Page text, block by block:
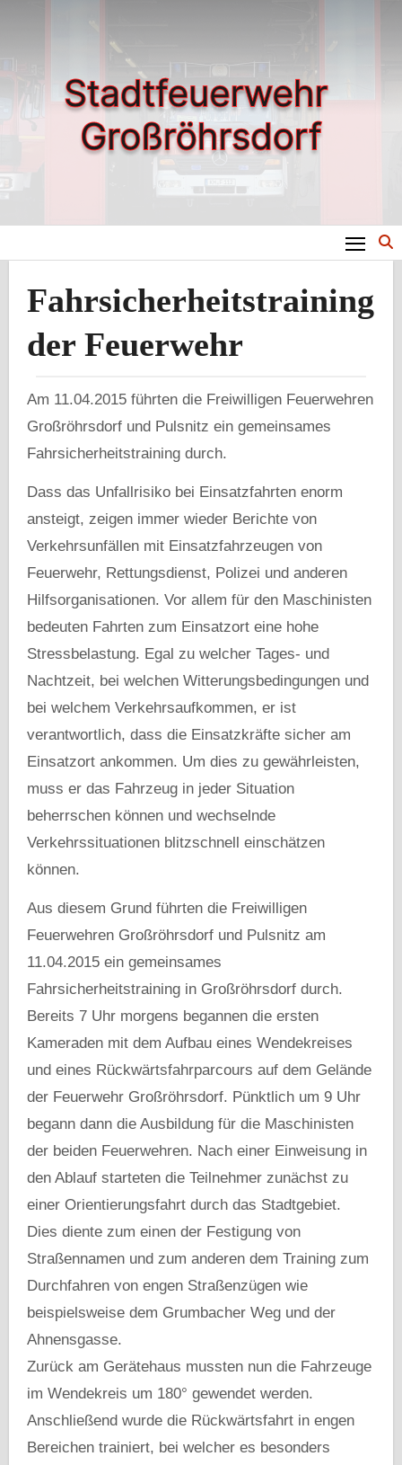
springen
Fahrsicherheitstraining
der Feuerwehr
Am 11.04.2015 führten die Freiwilligen Feuerwehren
Großröhrsdorf und Pulsnitz ein gemeinsames
Fahrsicherheitstraining durch.
Dass das Unfallrisiko bei Einsatzfahrten enorm
ansteigt, zeigen immer wieder Berichte von
Verkehrsunfällen mit Einsatzfahrzeugen von
Feuerwehr, Rettungsdienst, Polizei und anderen
Hilfsorganisationen. Vor allem für den Maschinisten
bedeuten Fahrten zum Einsatzort eine hohe
Stressbelastung. Egal zu welcher Tages- und
Nachtzeit, bei welchen Witterungsbedingungen und
bei welchem Verkehrsaufkommen, er ist
verantwortlich, dass die Einsatzkräfte sicher am
Einsatzort ankommen. Um dies zu gewährleisten,
muss er das Fahrzeug in jeder Situation
beherrschen können und wechselnde
Verkehrssituationen blitzschnell einschätzen
können.
Aus diesem Grund führten die Freiwilligen
Feuerwehren Großröhrsdorf und Pulsnitz am
11.04.2015 ein gemeinsames
Fahrsicherheitstraining in Großröhrsdorf durch.
Bereits 7 Uhr morgens begannen die ersten
Kameraden mit dem Aufbau eines Wendekreises
und eines Rückwärtsfahrparcours auf dem Gelände
der Feuerwehr Großröhrsdorf. Pünktlich um 9 Uhr
begann dann die Ausbildung für die Maschinisten
der beiden Feuerwehren. Nach einer Einweisung in
den Ablauf starteten die Teilnehmer zunächst zu
einer Orientierungsfahrt durch das Stadtgebiet.
Dies diente zum einen der Festigung von
Straßennamen und zum anderen dem Training zum
Durchfahren von engen Straßenzügen wie
beispielsweise dem Grumbacher Weg und der
Ahnensgasse.
Zurück am Gerätehaus mussten nun die Fahrzeuge
im Wendekreis um 180° gewendet werden.
Anschließend wurde die Rückwärtsfahrt in engen
Bereichen trainiert, bei welcher es besonders